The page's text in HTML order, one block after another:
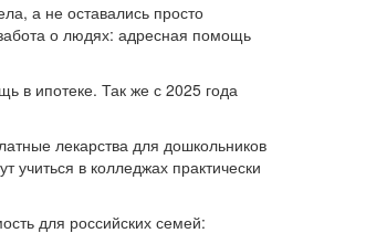
а не оставались просто
о людях: адресная помощь
в ипотеке. Так же с 2025 года
лекарства для дошкольников
в колледжах практически
для российских семей: